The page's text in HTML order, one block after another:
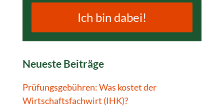
Ich bin dabei!
Neueste Beiträge
Prüfungsgebühren: Was kostet der
Wirtschaftsfachwirt (IHK)?